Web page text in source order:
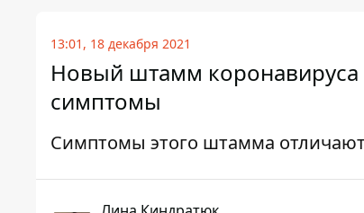
13:01, 18 декабря 2021
Новый штамм коронавируса
симптомы
Симптомы этого штамма